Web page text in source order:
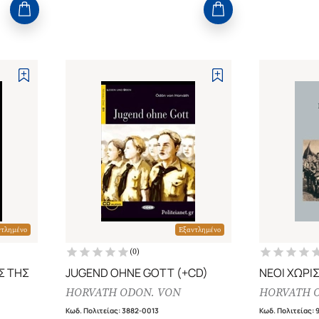
ΤΗΣ
Εξαντλημένο
(0)
JUGEND OHNE GOTT (+CD)
HORVATH ODON. VON
Κωδ. Πολιτείας:3882-0013
ΝΕΟΙ
HORVATH
Κωδ. Πολιτείας: